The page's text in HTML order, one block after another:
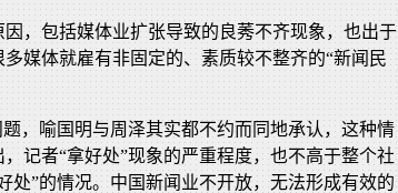
，包括媒体业扩张导致的良莠不齐现象，也出于
媒体就雇有非固定的、素质较不整齐的“新闻民
，喻国明与周泽其实都不约而同地承认，这种情
记者“拿好处”现象的严重程度，也不高于整个社
处”的情况。中国新闻业不开放，无法形成有效的